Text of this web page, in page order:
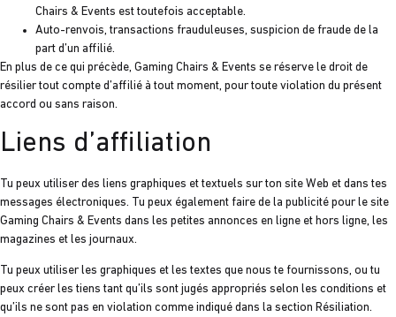
Chairs & Events est toutefois acceptable.
Auto-renvois, transactions frauduleuses, suspicion de fraude de la
part d’un affilié.
En plus de ce qui précède, Gaming Chairs & Events se réserve le droit de
résilier tout compte d’affilié à tout moment, pour toute violation du présent
accord ou sans raison.
Liens d’affiliation
Tu peux utiliser des liens graphiques et textuels sur ton site Web et dans tes
messages électroniques. Tu peux également faire de la publicité pour le site
Gaming Chairs & Events dans les petites annonces en ligne et hors ligne, les
magazines et les journaux.
Tu peux utiliser les graphiques et les textes que nous te fournissons, ou tu
peux créer les tiens tant qu’ils sont jugés appropriés selon les conditions et
qu’ils ne sont pas en violation comme indiqué dans la section Résiliation.